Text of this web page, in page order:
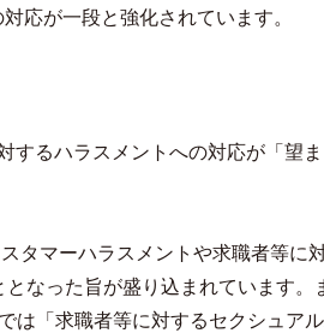
応が一段と強化されています。
るハラスメントへの対応が「望
タマーハラスメントや求職者等に
なった旨が盛り込まれています。
は「求職者等に対するセクシュア